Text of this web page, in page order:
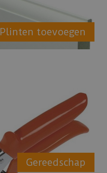
Plinten toevoegen
Gereedschap